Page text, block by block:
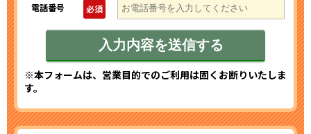
電話番号 必須
※本フォームは、営業目的でのご利用は固くお断りいたしま
す。